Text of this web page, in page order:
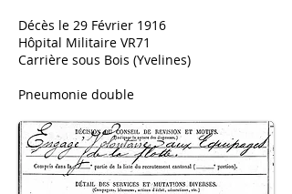
Décès le 29 Février 1916
Hôpital Militaire VR71
Carrière sous Bois (Yvelines)
Pneumonie double